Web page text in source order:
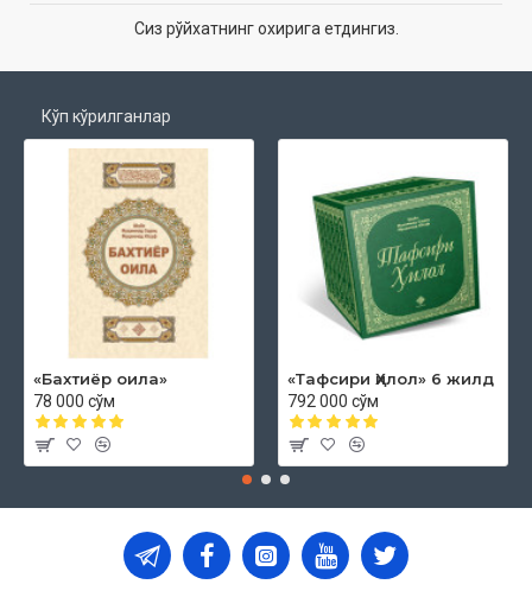
Сиз рўйхатнинг охирига етдингиз.
Кўп кўрилганлар
«Бахтиёр оила»
78 000 сўм
«Тафсири Ҳилол» 6 жилд
792 000 сўм